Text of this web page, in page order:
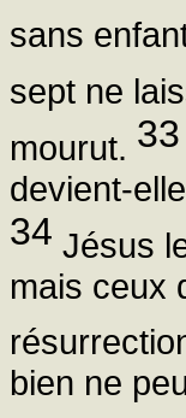
sans
sept ne
mourut. 33
devient-
34 Jésus
mais ceux
bien ne